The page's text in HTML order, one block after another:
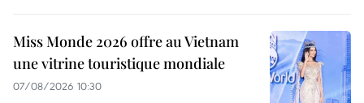
Miss Monde 2026 offre au Vietnam
une vitrine touristique mondiale
07/08/2026 10:30